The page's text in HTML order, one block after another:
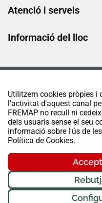
Utilitzem cookies pròpies i
l'activitat d'aquest canal
FREMAP no recull ni
dels usuaris sense el seu
informació sobre l'ús de
Política de Cookies.
Atenció i serveis
Informació del lloc
FREMAP Ⓒ